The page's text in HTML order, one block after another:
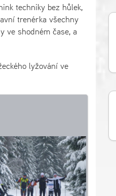
techniky bez hůlek,
trenérka všechny
ve shodném čase, a
lyžování ve